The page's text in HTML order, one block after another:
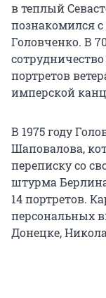
в теплый
познакомился
Головченко. В
портретов
имперской
В 1975 году
Шаповалова,
переписку со
штурма
14 портретов.
персональных
Донецке,